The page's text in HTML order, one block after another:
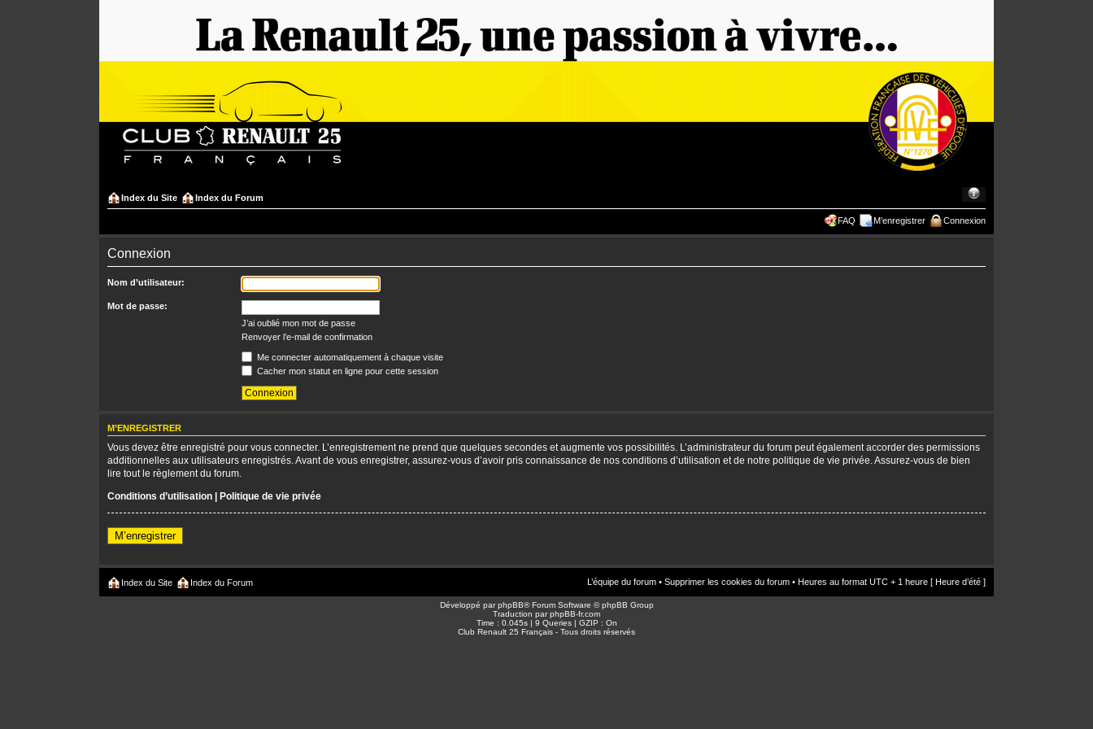
Index du Site Index du Forum
FAQ M’enregistrer Connexion
Connexion
Nom d’utilisateur:
Mot de passe:
J’ai oublié mon mot de passe
Renvoyer l’e-mail de confirmation
Me connecter automatiquement à chaque visite
Cacher mon statut en ligne pour cette session
M’ENREGISTRER
Vous devez être enregistré pour vous connecter. L’enregistrement ne prend que quelques secondes et augmente vos possibilités. L’administrateur du forum peut également accorder des permissions
additionnelles aux utilisateurs enregistrés. Avant de vous enregistrer, assurez-vous d’avoir pris connaissance de nos conditions d’utilisation et de notre politique de vie privée. Assurez-vous de bien
lire tout le règlement du forum.
Conditions d’utilisation | Politique de vie privée
M’enregistrer
Index du Site Index du Forum L’équipe du forum • Supprimer les cookies du forum • Heures au format UTC + 1 heure [ Heure d’été ]
Développé parphpBB® Forum Software © phpBB Group
Traduction parphpBB-fr.com
Time : 0.045s | 9 Queries | GZIP : On
Club Renault 25 Français - Tous droits réservés